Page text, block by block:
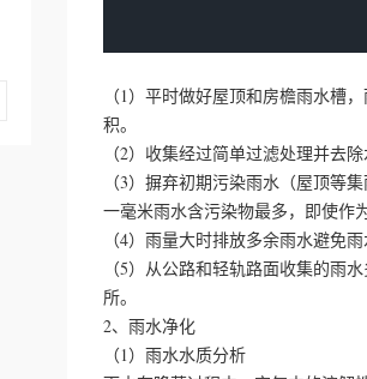
（1）平时做好屋顶和房檐雨水槽
积。
（2）收集经过简单过滤处理并去
（3）摒弃初期污染雨水（屋顶等
一毫米雨水含污染物最多，即使作
（4）雨量大时排放多余雨水避免雨
（5）从公路和轻轨路面收集的雨
所。
2、雨水净化
（1）雨水水质分析